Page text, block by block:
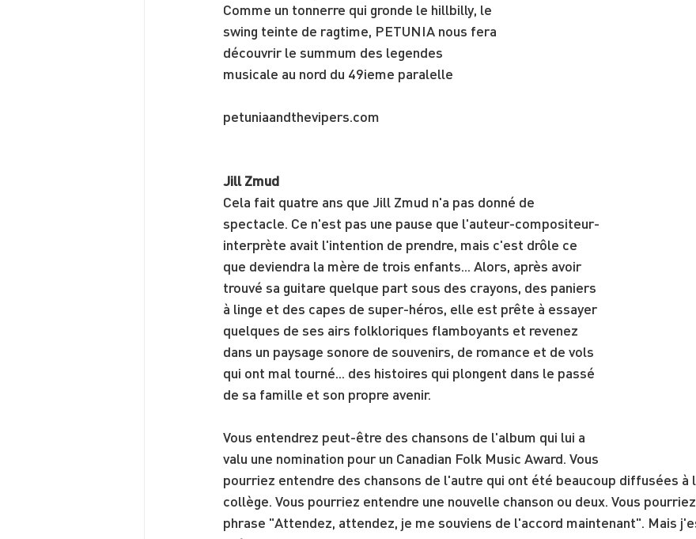
Comme un tonnerre qui gronde le hillbilly, le
swing teinte de ragtime, PETUNIA nous fera
découvrir le summum des legendes
musicale au nord du 49ieme paralelle
petuniaandthevipers.com
Jill Zmud
Cela fait quatre ans que Jill Zmud n'a pas donné de
spectacle. Ce n'est pas une pause que l'auteur-compositeur-
interprète avait l'intention de prendre, mais c'est drôle ce
que deviendra la mère de trois enfants... Alors, après avoir
trouvé sa guitare quelque part sous des crayons, des paniers
à linge et des capes de super-héros, elle est prête à essayer
quelques de ses airs folkloriques flamboyants et revenez
dans un paysage sonore de souvenirs, de romance et de vols
qui ont mal tourné... des histoires qui plongent dans le passé
de sa famille et son propre avenir.
Vous entendrez peut-être des chansons de l'album qui lui a
valu une nomination pour un Canadian Folk Music Award. Vous
pourriez entendre des chansons de l'autre qui ont été beaucoup diffusées à
collège. Vous pourriez entendre une nouvelle chanson ou deux. Vous
phrase "Attendez, attendez, je me souviens de l'accord maintenant". Mais